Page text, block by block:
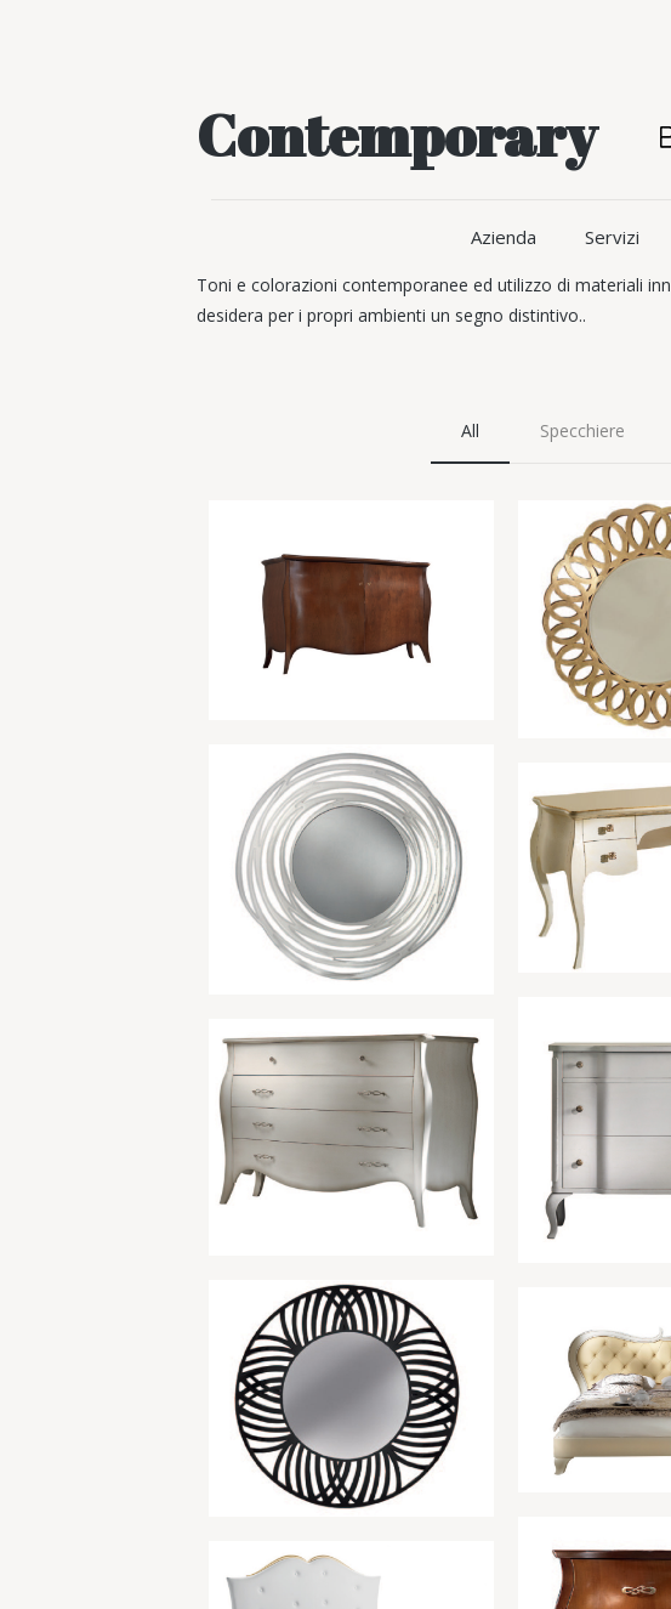
Azienda Servizi
Contemporary
Toni e colorazioni contemporanee ed utilizzo di materiali
desidera per i propri ambienti un segno distintivo..
All Specchiere